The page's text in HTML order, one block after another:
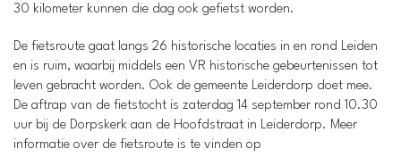
30 kilometer kunnen die dag ook gefietst worden.
De fietsroute gaat langs 26 historische locaties in en rond Leiden
en is ruim, waarbij middels een VR historische gebeurtenissen tot
leven gebracht worden. Ook de gemeente Leiderdorp doet mee.
De aftrap van de fietstocht is zaterdag 14 september rond 10.30
uur bij de Dorpskerk aan de Hoofdstraat in Leiderdorp. Meer
informatie over de fietsroute is te vinden op